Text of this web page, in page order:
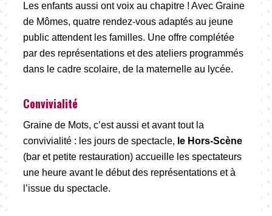
Les enfants aussi ont voix au chapitre ! Avec Graine
de Mômes, quatre rendez-vous adaptés au jeune
public attendent les familles. Une offre complétée
par des représentations et des ateliers programmés
dans le cadre scolaire, de la maternelle au lycée.
Convivialité
Graine de Mots, c’est aussi et avant tout la
convivialité : les jours de spectacle, le Hors-Scène
(bar et petite restauration) accueille les spectateurs
une heure avant le début des représentations et à
l’issue du spectacle.